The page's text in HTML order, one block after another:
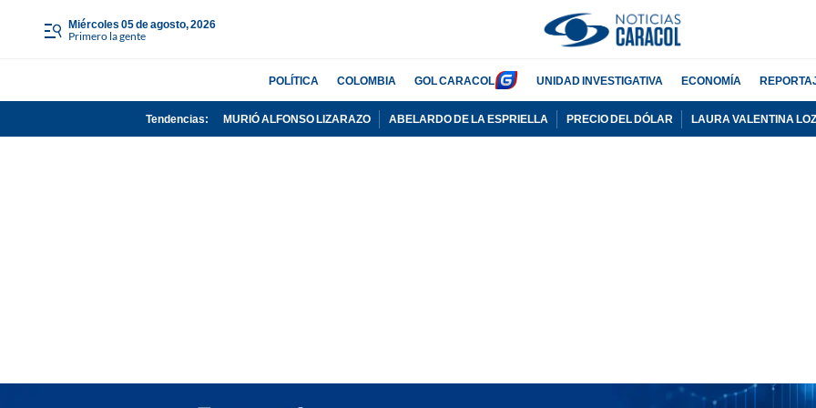
miércoles 05 de agosto, 2026
Primero la gente
POLÍTICA COLOMBIA GOL CARACOL UNIDAD INVESTIGATIVA ECONOMÍA
Tendencias: MURIÓ ALFONSO LIZARAZO ABELARDO DE LA ESPRIELLA PRECIO DEL DÓLAR LAURA VALENTINA